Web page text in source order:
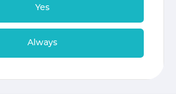
Yes
Always